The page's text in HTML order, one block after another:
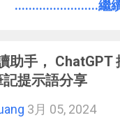
喜歡他改造過的瀏
10/6 更新 ：
Comet AI 瀏覽器，
........................繼
助手， ChatGPT
提示語分享
3月 05, 2024